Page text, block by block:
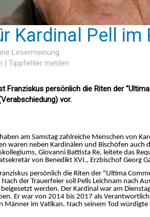
Kardinal Pell im
Lesermeinung
| Tippfehler melden
Franziskus persönlich die Riten der
vor.
am Samstag zahlreiche Menschen von
waren neben Kardinälen und Bischöfen auch
Giovanni Battista Re, leitete das
von Benedikt XVI., Erzbischof Georg
persönlich die Riten der "Ultima
der Trauerfeier soll Pells Leichnam nach
werden. Der Kardinal war am
Er war von 2014 bis 2017 als
Männer im Vatikan. Nach seinem Tod